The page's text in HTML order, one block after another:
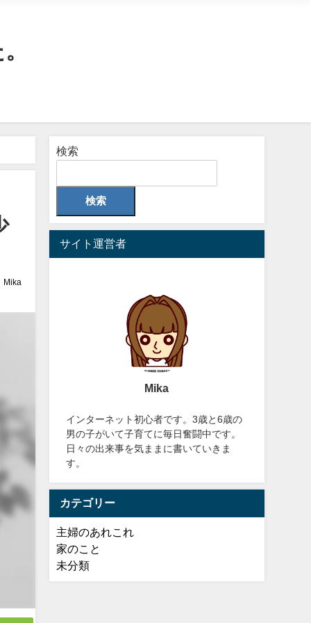
Mika
検索
検索
サイト運営者
Mika
インターネット初心者です。3歳と6歳の
男の子がいて子育てに毎日奮闘中です。
日々の出来事を気ままに書いていきま
す。
カテゴリー
主婦のあれこれ
家のこと
未分類